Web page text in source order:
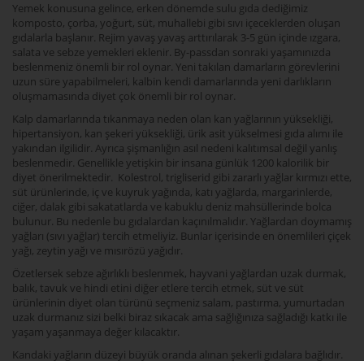
Yemek konusuna gelince, erken dönemde sulu gıda dediğimiz
komposto, çorba, yoğurt, süt, muhallebi gibi sıvı içeceklerden oluşan
gıdalarla başlanır. Rejim yavaş yavaş arttırılarak 3-5 gün içinde ızgara,
salata ve sebze yemekleri eklenir. By-passdan sonraki yaşamınızda
beslenmeniz önemli bir rol oynar. Yeni takılan damarların görevlerini
uzun süre yapabilmeleri, kalbin kendi damarlarında yeni darlıkların
oluşmamasında diyet çok önemli bir rol oynar.
Kalp damarlarında tıkanmaya neden olan kan yağlarının yüksekliği,
hipertansiyon, kan şekeri yüksekliği, ürik asit yükselmesi gıda alımı ile
yakından ilgilidir. Ayrıca şişmanlığın asıl nedeni kalıtımsal değil yanlış
beslenmedir. Genellikle yetişkin bir insana günlük 1200 kalorilik bir
diyet önerilmektedir. Kolestrol, trigliserid gibi zararlı yağlar kırmızı ette,
süt ürünlerinde, iç ve kuyruk yağında, katı yağlarda, margarinlerde,
ciğer, dalak gibi sakatatlarda ve kabuklu deniz mahsüllerinde bolca
bulunur. Bu nedenle bu gıdalardan kaçınılmalıdır. Yağlardan doymamış
yağları (sıvı yağlar) tercih etmeliyiz. Bunlar içerisinde en önemlileri çiçek
yağı, zeytin yağı ve mısırözü yağıdır.
Özetlersek sebze ağırlıklı beslenmek, hayvani yağlardan uzak durmak,
balık, tavuk ve hindi etini diğer etlere tercih etmek, süt ve süt
ürünlerinin diyet olan türünü seçmeniz salam, pastırma, yumurtadan
uzak durmanız sizi belki biraz sıkacak ama sağlığınıza sağladığı katkı ile
yaşam yaşanmaya değer kılacaktır.
Kandaki yağların düzeyi büyük oranda alınan şekerli gıdalara bağlıdır.